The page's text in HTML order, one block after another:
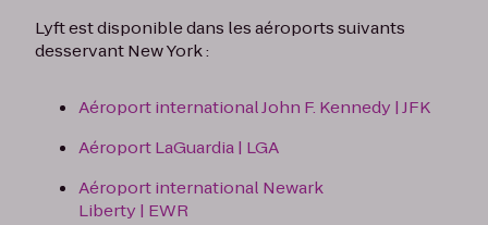
Lyft est disponible dans les aéroports suivants
desservant New York :
Aéroport international John F. Kennedy | JFK
Aéroport LaGuardia | LGA
Aéroport international Newark
Liberty | EWR